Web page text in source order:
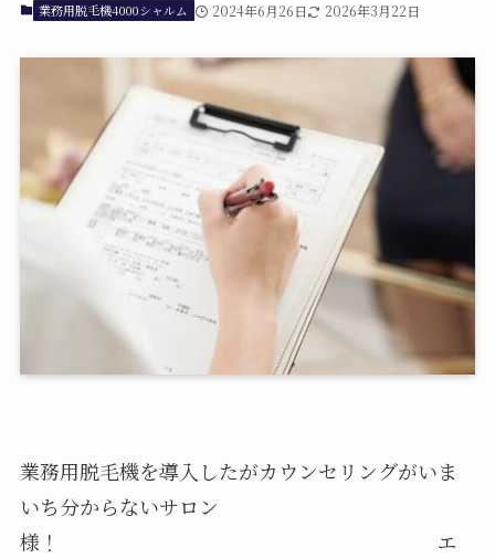
業務用脱毛機4000シャルム 2024年6月26日 2026年3月22日
業務用脱毛機を導入したがカウンセリングがいま
いち分からないサロン
様！ エ